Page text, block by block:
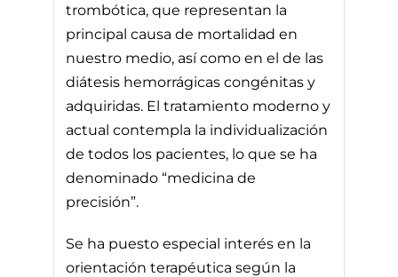
trombótica, que representan la
principal causa de mortalidad en
nuestro medio, así como en el de las
diátesis hemorrágicas congénitas y
adquiridas. El tratamiento moderno y
actual contempla la individualización
de todos los pacientes, lo que se ha
denominado “medicina de
precisión”.
Se ha puesto especial interés en la
orientación terapéutica según la